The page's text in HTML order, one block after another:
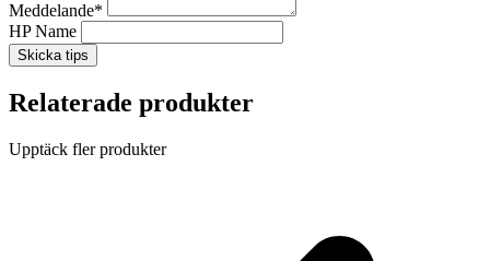
Meddelande*
HP Name
Skicka tips
Relaterade produkter
Upptäck fler produkter